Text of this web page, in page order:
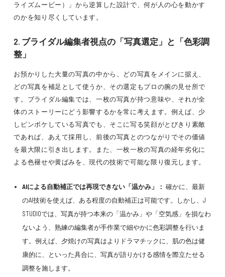
ライズムービー）」から逆算した設計で、何が人の心を動かす
のかを知り尽くしています。
2. ブライダル編集者視点の「写真選定」と「色彩調
整」
お預かりした大量の写真の中から、どの写真をメインに据え、
どの写真を補足として使うか、その選定もプロの腕の見せ所で
す。ブライダル編集では、一枚の写真が持つ意味や、それが全
体のストーリーにどう影響するかを常に考えます。例えば、少
しピンボケしている写真でも、そこに写る笑顔がとびきり素敵
であれば、あえて採用し、前後の写真とのつながりでその価値
を最大限に引き出します。また、一枚一枚の写真の経年劣化に
よる色褪せや黄ばみを、現代の技術で可能な限り復元します。
AIによる自動補正では再現できない「温かみ」： 確かに、最新
のAI技術を使えば、ある程度の自動補正は可能です。しかし、J
STUDIOでは、写真が持つ本来の「温かみ」や「空気感」を損なわ
ないよう、熟練の編集者が手作業で細やかに色彩調整を行いま
す。例えば、夕焼けの写真はよりドラマチックに、肌の色は健
康的に、といった具合に、写真が語りかける感情を際立たせる
調整を施します。